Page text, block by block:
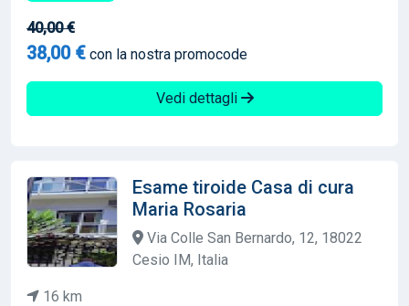
40,00 €
38,00 € con la nostra promocode
Vedi dettagli
Esame tiroide Casa di cura
Maria Rosaria
Via Colle San Bernardo, 12, 18022
Cesio IM, Italia
16 km